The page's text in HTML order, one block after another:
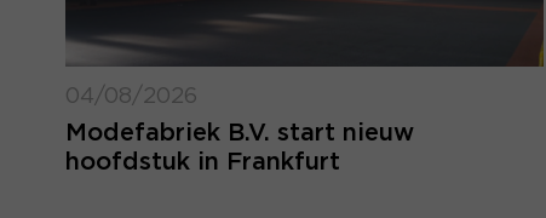
04/08/2026
Modefabriek B.V. start nieuw
hoofdstuk in Frankfurt